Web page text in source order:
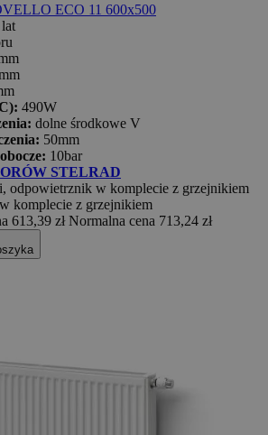
ECO 11 600x500
490W
dolne środkowe V
50mm
10bar
STELRAD
odpowietrznik w komplecie z grzejnikiem
komplecie z grzejnikiem
613,39 zł Normalna cena 713,24 zł